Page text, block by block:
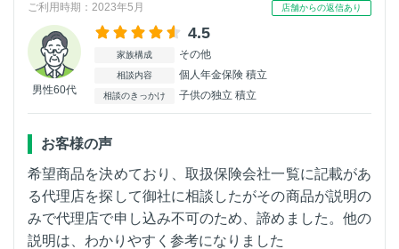
ご利用時期：2023年5月 店舗からの返信あり
男性60代
4.5
家族構成 その他
相談内容 個人年金保険 積立
相談のきっかけ 子供の独立 積立
お客様の声
希望商品を決めており、取扱保険会社一覧に記載があ
る代理店を探して御社に相談したがその商品が説明の
みで代理店で申し込み不可のため、諦めました。他の
説明は、わかりやすく参考になりました